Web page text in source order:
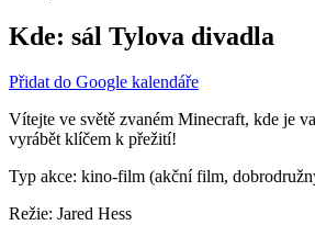
Kde: sál Tylova divadla
Přidat do Google kalendáře
Vítejte ve světě zvaném Minecraft, kde je
vyrábět klíčem k přežití!
Typ akce: kino-film (akční film,
Režie: Jared Hess